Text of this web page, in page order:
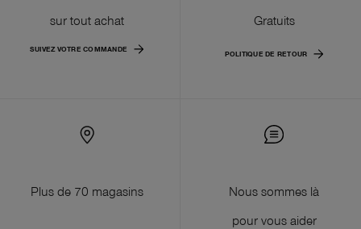
sur tout achat
SUIVEZ VOTRE COMMANDE
Gratuits
POLITIQUE DE RETOUR
Plus de 70 magasins
Nous sommes là
pour vous aider